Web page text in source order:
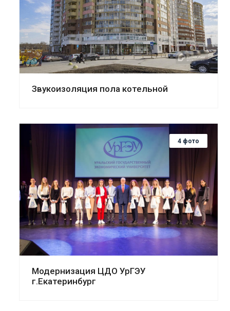
Смотреть проект
Звукоизоляция пола котельной
4 фото
Смотреть проект
Модернизация ЦДО УрГЭУ
г.Екатеринбург